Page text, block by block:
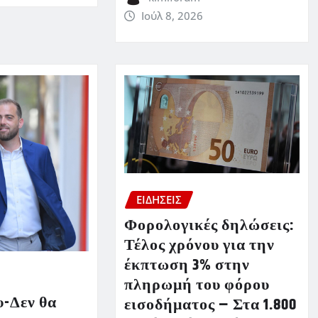
Ιούλ 8, 2026
Δεν θα
ΕΙΔΗΣΕΙΣ
Φορολογικές δηλώσεις:
Τέλος χρόνου για την
έκπτωση 3% στην
πληρωμή του φόρου
εισοδήματος – Στα 1.800